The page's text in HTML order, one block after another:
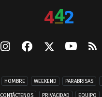
HOMBRE WEEKEND PARABRISAS
CONTÁCTENOS PRIVACIDAD EQUIPO